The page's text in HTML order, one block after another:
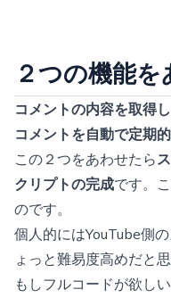
２つの機能
コメントの内容を取得
コメントを自動で定期
この２つをあわせたら
クリプトの完成です。
のです。
個人的にはYouTube側
ょっと難易度高めだと
もしフルコードが欲し